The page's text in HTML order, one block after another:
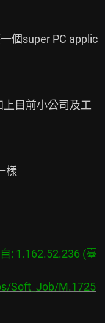
個super PC applic
目前小公司及工
樣
: 1.162.52.236 (臺
Soft_Job/M.1725